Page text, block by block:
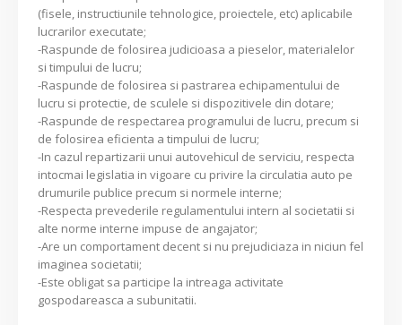
(fisele, instructiunile tehnologice, proiectele, etc) aplicabile
lucrarilor executate;
-Raspunde de folosirea judicioasa a pieselor, materialelor
si timpului de lucru;
-Raspunde de folosirea si pastrarea echipamentului de
lucru si protectie, de sculele si dispozitivele din dotare;
-Raspunde de respectarea programului de lucru, precum si
de folosirea eficienta a timpului de lucru;
-In cazul repartizarii unui autovehicul de serviciu, respecta
intocmai legislatia in vigoare cu privire la circulatia auto pe
drumurile publice precum si normele interne;
-Respecta prevederile regulamentului intern al societatii si
alte norme interne impuse de angajator;
-Are un comportament decent si nu prejudiciaza in niciun fel
imaginea societatii;
-Este obligat sa participe la intreaga activitate
gospodareasca a subunitatii.